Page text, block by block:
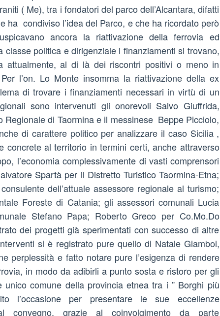
( Me), tra i fondatori del parco dell’Alcantara, difatti
condiviso l’idea del Parco, e che ha ricordato però
ancora la riattivazione della ferrovia ed
classe politica e dirigenziale i finanziamenti si trovano,
attualmente, al di là dei riscontri positivi o meno in
l’on. Lo Monte insomma la riattivazione della ex
di trovare i finanziamenti necessari in virtù di un
sono intervenuti gli onorevoli Salvo Giuffrida,
di Taormina e il messinese Beppe Picciolo,
di carattere politico per analizzare il caso Sicilia ,
al territorio in termini certi, anche attraverso
l’economia complessivamente di vasti comprensori
Spartà per il Distretto Turistico Taormina-Etna;
dell’attuale assessore regionale al turismo;
Foreste di Catania; gli assessori comunali Lucia
Stefano Papa; Roberto Greco per Co.Mo.Do
dei progetti già sperimentati con successo di altre
si è registrato pure quello di Natale Giamboi,
perplessità e fatto notare pure l’esigenza di rendere
in modo da adibirli a punto sosta e ristoro per gli
comune della provincia etnea tra i ” Borghi più
l’occasione per presentare le sue eccellenze
convegno, grazie al coinvolgimento da parte